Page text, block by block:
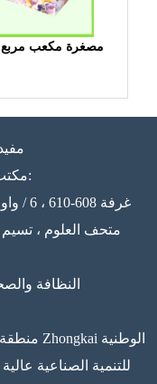
مصغرة مكعب مربع
مكتب هونج كونج الرئيسي:
متحف العلوم ،
النظافة
للتنمية الصناعية